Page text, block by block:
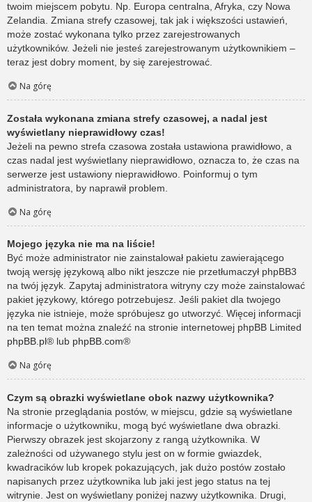
twoim miejscem pobytu. Np. Europa centralna, Afryka, czy Nowa
Zelandia. Zmiana strefy czasowej, tak jak i większości ustawień,
może zostać wykonana tylko przez zarejestrowanych
użytkowników. Jeżeli nie jesteś zarejestrowanym użytkownikiem –
teraz jest dobry moment, by się zarejestrować.
Na górę
Została wykonana zmiana strefy czasowej, a nadal jest
wyświetlany nieprawidłowy czas!
Jeżeli na pewno strefa czasowa została ustawiona prawidłowo, a
czas nadal jest wyświetlany nieprawidłowo, oznacza to, że czas na
serwerze jest ustawiony nieprawidłowo. Poinformuj o tym
administratora, by naprawił problem.
Na górę
Mojego języka nie ma na liście!
Być może administrator nie zainstalował pakietu zawierającego
twoją wersję językową albo nikt jeszcze nie przetłumaczył phpBB3
na twój język. Zapytaj administratora witryny czy może zainstalować
pakiet językowy, którego potrzebujesz. Jeśli pakiet dla twojego
języka nie istnieje, może spróbujesz go utworzyć. Więcej informacji
na ten temat można znaleźć na stronie internetowej phpBB Limited
phpBB.pl® lub phpBB.com®
Na górę
Czym są obrazki wyświetlane obok nazwy użytkownika?
Na stronie przeglądania postów, w miejscu, gdzie są wyświetlane
informacje o użytkowniku, mogą być wyświetlane dwa obrazki.
Pierwszy obrazek jest skojarzony z rangą użytkownika. W
zależności od używanego stylu jest on w formie gwiazdek,
kwadracików lub kropek pokazujących, jak dużo postów zostało
napisanych przez użytkownika lub jaki jest jego status na tej
witrynie. Jest on wyświetlany poniżej nazwy użytkownika. Drugi,